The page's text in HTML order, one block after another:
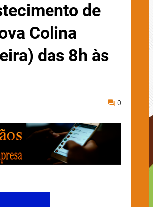
de
Colina
das 8h às
0